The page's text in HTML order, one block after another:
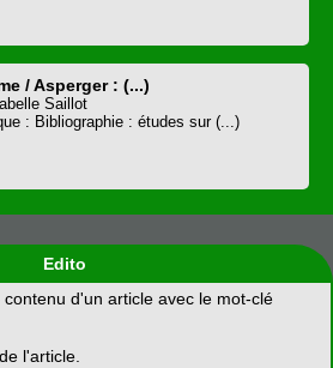
/ Asperger : (...)
Saillot
: Bibliographie : études sur (...)
Edito
d'un article avec le mot-clé
l'article.